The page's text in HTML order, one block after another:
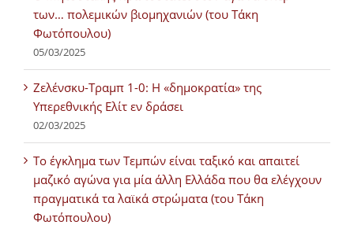
των… πολεμικών βιομηχανιών (του Τάκη
Φωτόπουλου)
05/03/2025
Ζελένσκυ-Τραμπ 1-0: Η «δημοκρατία» της
Υπερεθνικής Ελίτ εν δράσει
02/03/2025
Tο έγκλημα των Τεμπών είναι ταξικό και απαιτεί
μαζικό αγώνα για μία άλλη Ελλάδα που θα ελέγχουν
πραγματικά τα λαϊκά στρώματα (του Τάκη
Φωτόπουλου)